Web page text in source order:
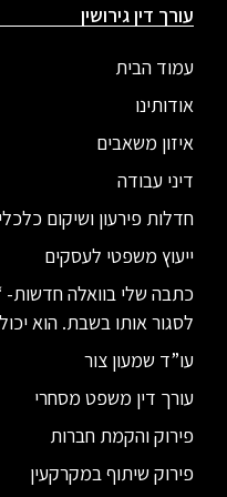
עורך דין גירושין
עמוד הבית
אודותינו
איזון משאבים
דיני עבודה
חדלות פירעון ושיקום
ייעוץ משפטי לעסקים
כתבה שלי בוואלה
לסגור אותו בשבת. הוא
עו”ד שמעון צור
עורך דין משפט מסחרי
פירוק והקמת חברות
פירוק שיתוף במקרקעין